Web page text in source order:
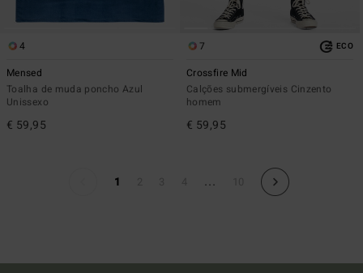
4
Mensed
Toalha de muda poncho Azul
Unissexo
€ 59,95
7 ECO
Crossfire Mid
Calções submergíveis Cinzento
homem
€ 59,95
1 ...